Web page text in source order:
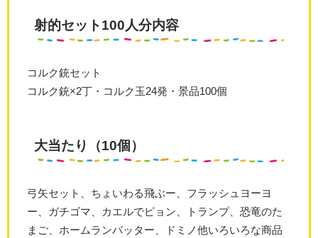
射的セット100人分内容
コルク銃セット
コルク銃×2丁・コルク玉24発・景品100個
大当たり（10個）
弓矢セット、ちょいわる飛ぶー、フラッシュヨーヨ
ー、ガチゴマ、カエルでピョン、トランプ、恐竜のた
まご、ホームランバッター、ドミノ他いろいろな商品